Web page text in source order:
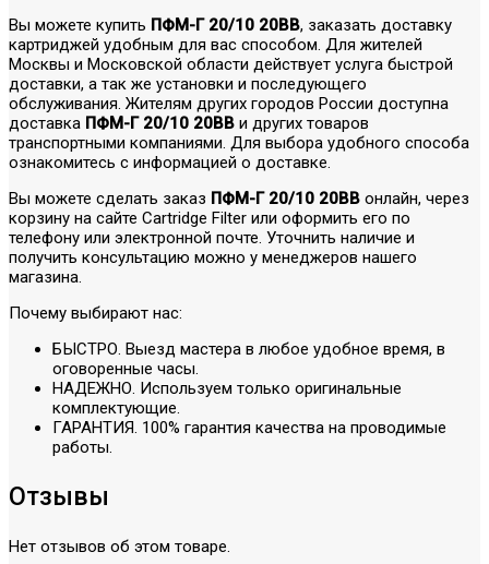
Вы можете купить ПФМ-Г 20/10 20BB, заказать доставку
картриджей удобным для вас способом. Для жителей
Москвы и Московской области действует услуга быстрой
доставки, а так же установки и последующего
обслуживания. Жителям других городов России доступна
доставка ПФМ-Г 20/10 20BB и других товаров
транспортными компаниями. Для выбора удобного способа
ознакомитесь с информацией о доставке.
Вы можете сделать заказ ПФМ-Г 20/10 20BB онлайн, через
корзину на сайте Cartridge Filter или оформить его по
телефону или электронной почте. Уточнить наличие и
получить консультацию можно у менеджеров нашего
магазина.
Почему выбирают нас:
БЫСТРО. Выезд мастера в любое удобное время, в
оговоренные часы.
НАДЕЖНО. Используем только оригинальные
комплектующие.
ГАРАНТИЯ. 100% гарантия качества на проводимые
работы.
Отзывы
Нет отзывов об этом товаре.